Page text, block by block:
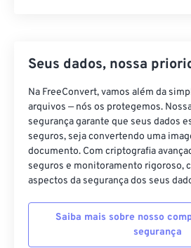
Seus dados, nossa
Na FreeConvert, vamos além da
arquivos — nós os protegemos.
segurança garante que seus dados
seguros, seja convertendo uma
documento. Com criptografia
seguros e monitoramento rigoroso,
aspectos da segurança dos seus
Saiba mais sobre nosso
segurança